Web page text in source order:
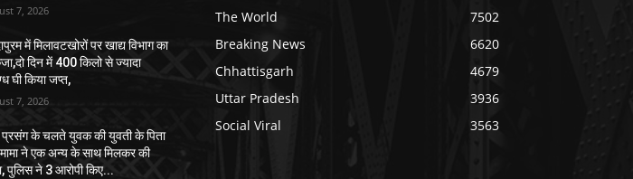
7, 2026
में मिलावटखोरों पर खाद्य विभाग का
दिन में 400 किलो से ज्यादा
घी किया जप्त,
7, 2026
प्रसंग के चलते युवक की युवती के पिता
ने एक अन्य के साथ मिलकर की
पुलिस ने 3 आरोपी किए...
The World
7502
Breaking News
6620
Chhattisgarh
4679
Uttar Pradesh
3936
Social Viral
3563